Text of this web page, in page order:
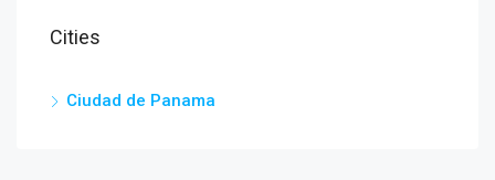
Cities
Ciudad de Panama